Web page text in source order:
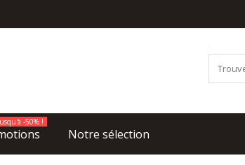
-50% !
Notre sélection